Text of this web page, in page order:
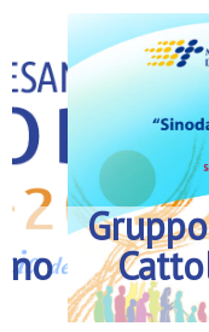
Gruppo